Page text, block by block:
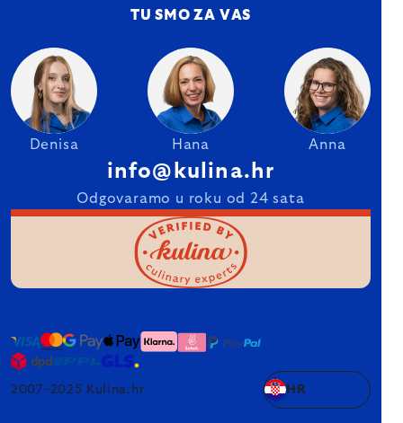
TU SMO ZA VAS
Denisa Hana Anna
info@kulina.hr
Odgovaramo u roku od 24 sata
2007–2025 Kulina.hr HR